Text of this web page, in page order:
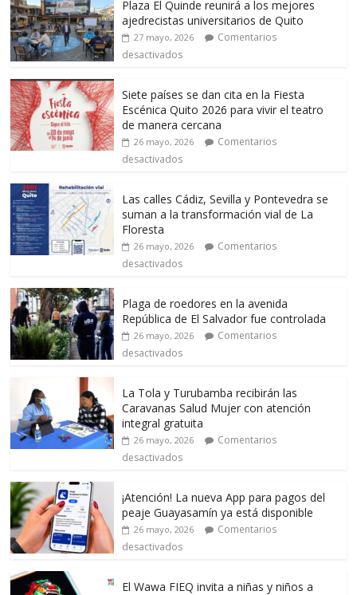
Plaza El Quinde reunirá a los mejores
ajedrecistas universitarios de Quito
27 mayo, 2026
Comentarios
desactivados
Siete países se dan cita en la Fiesta
Escénica Quito 2026 para vivir el teatro
de manera cercana
26 mayo, 2026
Comentarios
desactivados
Las calles Cádiz, Sevilla y Pontevedra se
suman a la transformación vial de La
Floresta
26 mayo, 2026
Comentarios
desactivados
Plaga de roedores en la avenida
República de El Salvador fue controlada
26 mayo, 2026
Comentarios
desactivados
La Tola y Turubamba recibirán las
Caravanas Salud Mujer con atención
integral gratuita
26 mayo, 2026
Comentarios
desactivados
¡Atención! La nueva App para pagos del
peaje Guayasamín ya está disponible
26 mayo, 2026
Comentarios
desactivados
El Wawa FIEQ invita a niñas y niños a